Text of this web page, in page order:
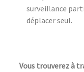
surveillance
déplacer seul.
Vous trouverez à